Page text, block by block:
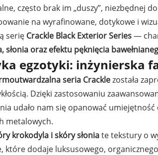
często brak im „duszy”, niezbędnej
na wyrafinowane, dotykowe i
serię Crackle Black Exterior Series—
słonia oraz efektu pęknięcia
egzotyki: inżynierska
seria Cracklezostała
Dzięki zastosowaniu
udało nam się opanować
metalowych.
krokodyla i skóry słoniate tekstury o
które dodaje luksusowego,